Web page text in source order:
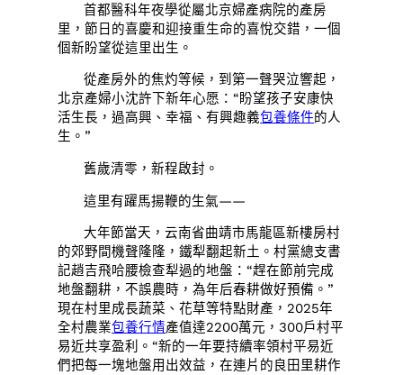
首都醫科年夜學從屬北京婦產病院的產房
里，節日的喜慶和迎接重生命的喜悅交錯，一個
個新盼望從這里出生。
從產房外的焦灼等候，到第一聲哭泣響起，
北京產婦小沈許下新年心愿：“盼望孩子安康快
活生長，過高興、幸福、有興趣義包養條件的人
生。”
舊歲清零，新程啟封。
這里有躍馬揚鞭的生氣——
大年節當天，云南省曲靖市馬龍區新樓房村
的郊野間機聲隆隆，鐵犁翻起新土。村黨總支書
記趙吉飛哈腰檢查犁過的地盤：“趕在節前完成
地盤翻耕，不誤農時，為年后春耕做好預備。”
現在村里成長蔬菜、花草等特點財產，2025年
全村農業包養行情產值達2200萬元，300戶村平
易近共享盈利。“新的一年要持續率領村平易近
們把每一塊地盤用出效益，在連片的良田里耕作